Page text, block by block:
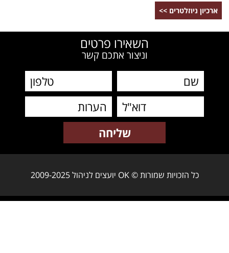
ארכיון ניוזלטרים >>
השאירו פרטים
וניצור אתכם קשר
כל הזכויות שמורות © OK יועצים לניהול 2009-2025